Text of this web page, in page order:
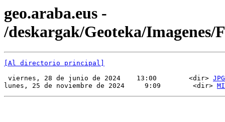
geo.araba.eus -
/deskargak/Geoteka/Imagenes/
[Al directorio principal]
viernes, 28 de junio de 2024    13:00        <dir> JPG
lunes, 25 de noviembre de 2024     9:09        <dir>